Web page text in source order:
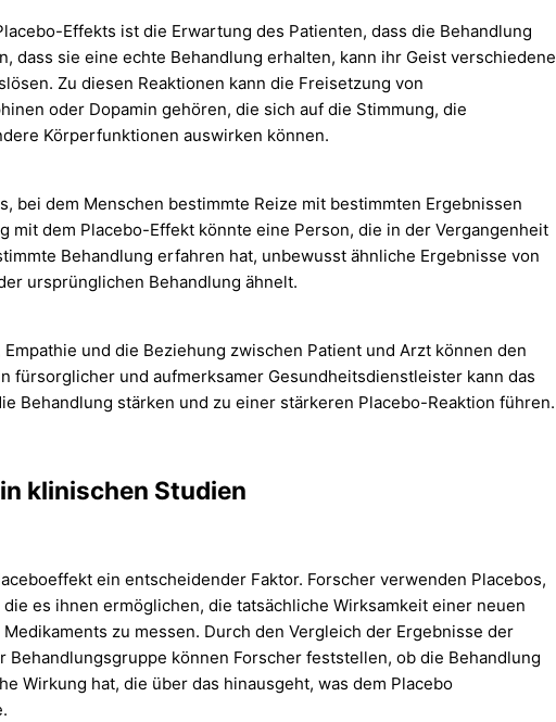
Effekts ist die Erwartung des Patienten, dass die Behandlung
dass sie eine echte Behandlung erhalten, kann ihr Geist verschiedene
Zu diesen Reaktionen kann die Freisetzung von
oder Dopamin gehören, die sich auf die Stimmung, die
Körperfunktionen auswirken können.
bei dem Menschen bestimmte Reize mit bestimmten Ergebnissen
mit dem Placebo-Effekt könnte eine Person, die in der Vergangenheit
Behandlung erfahren hat, unbewusst ähnliche Ergebnisse von
ursprünglichen Behandlung ähnelt.
und die Beziehung zwischen Patient und Arzt können den
fürsorglicher und aufmerksamer Gesundheitsdienstleister kann das
Behandlung stärken und zu einer stärkeren Placebo-Reaktion führen.
klinischen Studien
ein entscheidender Faktor. Forscher verwenden Placebos,
es ihnen ermöglichen, die tatsächliche Wirksamkeit einer neuen
zu messen. Durch den Vergleich der Ergebnisse der
Behandlungsgruppe können Forscher feststellen, ob die Behandlung
Wirkung hat, die über das hinausgeht, was dem Placebo